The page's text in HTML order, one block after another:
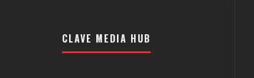
CLAVE MEDIA HUB